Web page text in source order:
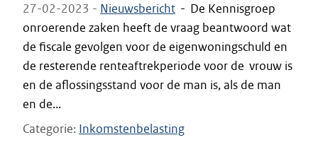
27-02-2023 - Nieuwsbericht - De Kennisgroep
onroerende zaken heeft de vraag beantwoord wat
de fiscale gevolgen voor de eigenwoningschuld en
de resterende renteaftrekperiode voor de vrouw is
en de aflossingsstand voor de man is, als de man
en de...
Categorie Inkomstenbelasting